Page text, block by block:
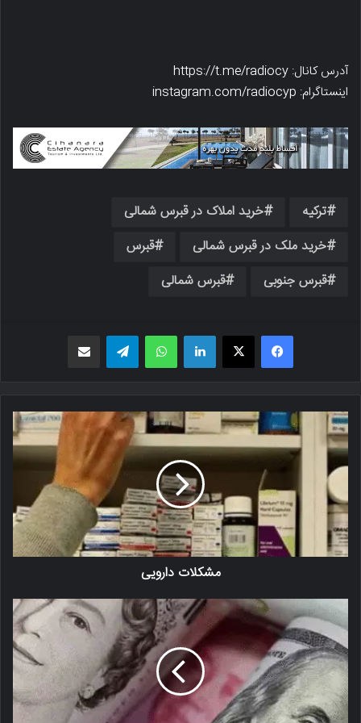
آدرس کانال: https://t.me/radiocy
اینستاگرام: instagram.com/radiocyp
ترکیه
خرید املاک در قبرس شمالی
خرید ملک در قبرس شمالی
قبرس
قبرس جنوبی
قبرس شمالی
فیسبوک X لینکدین واتس اپ
مشکلات دارویی